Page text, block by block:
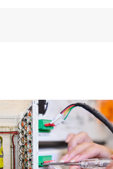
l’excellence
au cloud.